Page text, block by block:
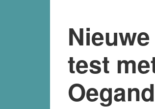
test